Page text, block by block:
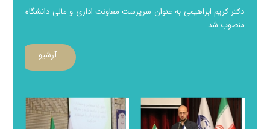
سیدمحمد طباطبایی
دکتر کریم ابراهیمی به عنوان سرپرست معاونت اداری و مالی دانشگاه
منصوب شد.
آرشیو